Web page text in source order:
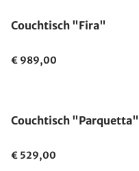
Couchtisch "Fira"
€ 989,00
Couchtisch "Parquetta"
€ 529,00